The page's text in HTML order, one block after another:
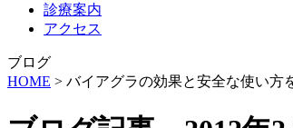
診療案内
アクセス
ブログ
HOME > バイアグラの効果と安全な使い方